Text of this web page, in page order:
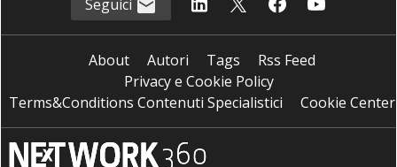
Seguici
About Autori Tags
Rss Feed
Privacy e Cookie Policy
Terms&Conditions Contenuti Specialistici
Cookie Center